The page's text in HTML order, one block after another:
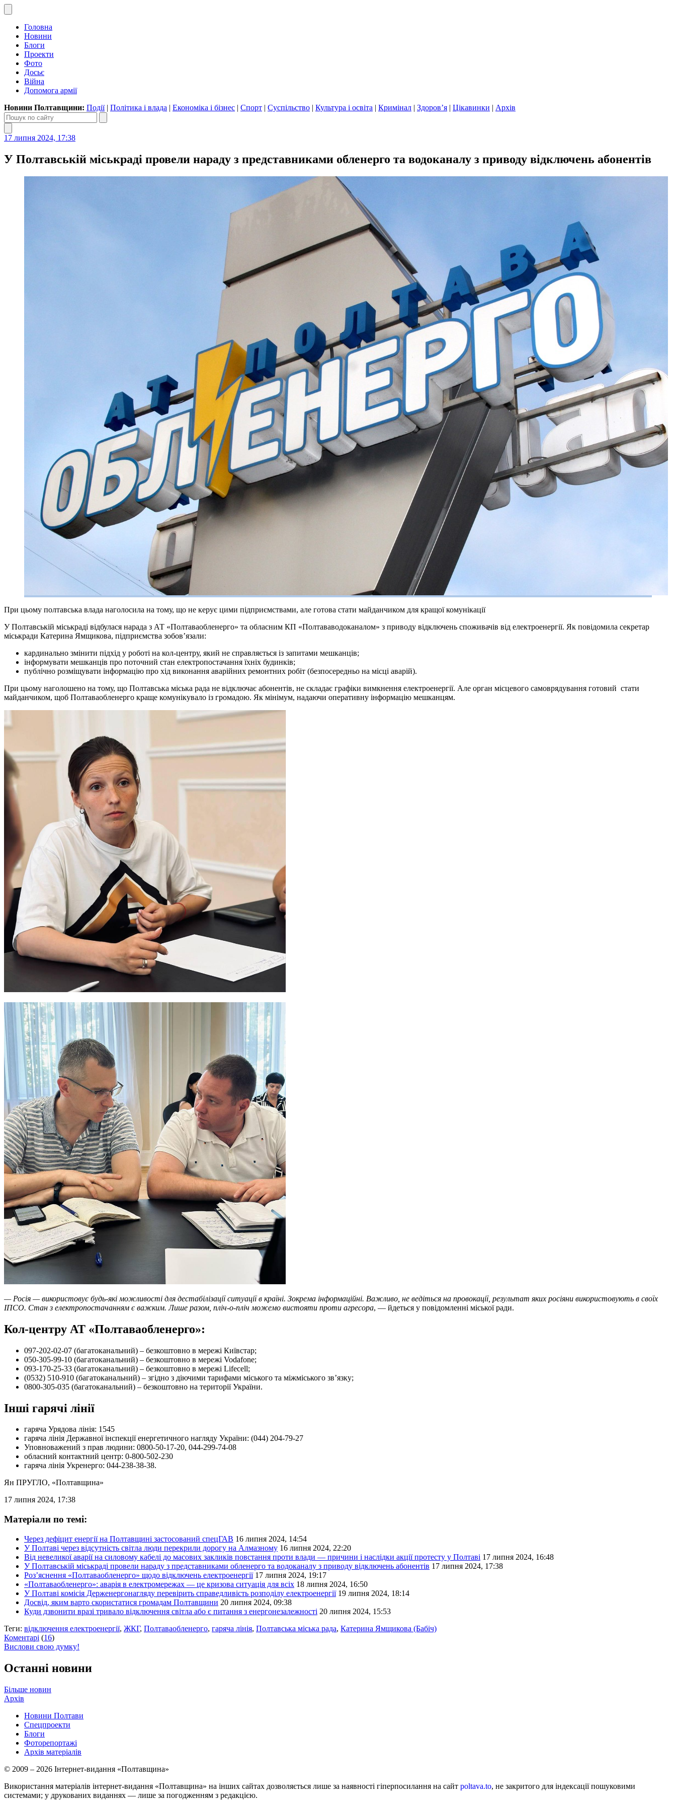
Головна
Новини
Блоги
Проекти
Фото
Досьє
Війна
Допомога армії
Новини Полтавщини: Події| Політика і влада | Економіка і бізнес | Спорт | Суспільство | Культура і освіта | Кримінал | Здоров’я | Цікавинки | Архів
17 липня 2024, 17:38
У Полтавській міськраді провели нараду з представниками обленерго та водоканалу з приводу відключень абонентів
При цьому полтавська влада наголосила на тому, що не керує цими підприємствами, але готова стати майданчиком для кращої комунікації
У Полтавській міськраді відбулася нарада з АТ «Полтаваобленерго» та обласним КП «Полтававодоканалом» з приводу відключень споживачів від електроенергії. Як повідомила секретар
міськради Катерина Ямщикова, підприємства зобов’язали:
кардинально змінити підхід у роботі на кол-центру, який не справляється із запитами мешканців;
інформувати мешканців про поточний стан електропостачання їхніх будинків;
публічно розміщувати інформацію про хід виконання аварійних ремонтних робіт (безпосередньо на місці аварій).
При цьому наголошено на тому, що Полтавська міська рада не відключає абонентів, не складає графіки вимкнення електроенергії. Але орган місцевого самоврядування готовий стати
майданчиком, щоб Полтаваобленерго краще комунікувало із громадою. Як мінімум, надаючи оперативну інформацію мешканцям.
— Росія — використовує будь-які можливості для дестабілізації ситуації в країні. Зокрема інформаційні. Важливо, не ведіться на провокації, результат яких росіяни використовують в своїх
ІПСО. Стан з електропостачанням є важким. Лише разом, пліч-о-пліч можемо вистояти проти агресора, — йдеться у повідомленні міської ради.
Кол-центру АТ «Полтаваобленерго»:
097-202-02-07 (багатоканальний) – безкоштовно в мережі Київстар;
050-305-99-10 (багатоканальний) – безкоштовно в мережі Vodafone;
093-170-25-33 (багатоканальний) – безкоштовно в мережі Lifecell;
(0532) 510-910 (багатоканальний) – згідно з діючими тарифами міського та міжміського зв’язку;
0800-305-035 (багатоканальний) – безкоштовно на території України.
Інші гарячі лінії
гаряча Урядова лінія: 1545
гаряча лінія Державної інспекції енергетичного нагляду України: (044) 204-79-27
Уповноважений з прав людини: 0800-50-17-20, 044-299-74-08
обласний контактний центр: 0-800-502-230
гаряча лінія Укренерго: 044-238-38-38.
Ян ПРУГЛО, «Полтавщина»
17 липня 2024, 17:38
Матеріали по темі:
Через дефіцит енергії на Полтавщині застосований спецГАВ 16 липня 2024, 14:54
У Полтаві через відсутність світла люди перекрили дорогу на Алмазному 16 липня 2024, 22:20
Від невеликої аварії на силовому кабелі до масових закликів повстання проти влади — причини і наслідки акції протесту у Полтаві 17 липня 2024, 16:48
У Полтавській міськраді провели нараду з представниками обленерго та водоканалу з приводу відключень абонентів 17 липня 2024, 17:38
Роз’яснення «Полтаваобленерго» щодо відключень електроенергії 17 липня 2024, 19:17
«Полтаваобленерго»: аварія в електромережах — це кризова ситуація для всіх 18 липня 2024, 16:50
У Полтаві комісія Держенергонагляду перевірить справедливість розподілу електроенергії 19 липня 2024, 18:14
Досвід, яким варто скористатися громадам Полтавщини 20 липня 2024, 09:38
Куди дзвонити вразі тривало відключення світла або є питання з енергонезалежності 20 липня 2024, 15:53
Теги: відключення електроенергії, ЖКГ, Полтаваобленерго, гаряча лінія, Полтавська міська рада, Катерина Ямщикова (Бабіч)
Коментарі (16)
Вислови свою думку!
Останні новини
Більше новин
Архів
Новини Полтави
Спецпроекти
Блоги
Фоторепортажі
Архів матеріалів
© 2009 – 2026 Інтернет-видання «Полтавщина»
Використання матеріалів інтернет-видання «Полтавщина» на інших сайтах дозволяється лише за наявності гіперпосилання на сайт poltava.to, не закритого для індексації пошуковими
системами; у друкованих виданнях — лише за погодженням з редакцією.